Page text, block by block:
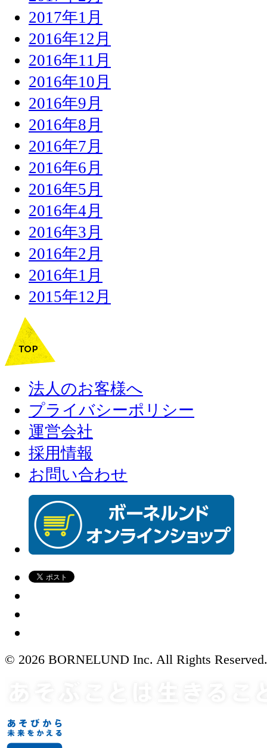
2017年1月
2016年12月
2016年11月
2016年10月
2016年9月
2016年8月
2016年7月
2016年6月
2016年5月
2016年4月
2016年3月
2016年2月
2016年1月
2015年12月
法人のお客様へ
プライバシーポリシー
運営会社
採用情報
お問い合わせ
© 2026 BORNELUND Inc. All Rights Reserved.